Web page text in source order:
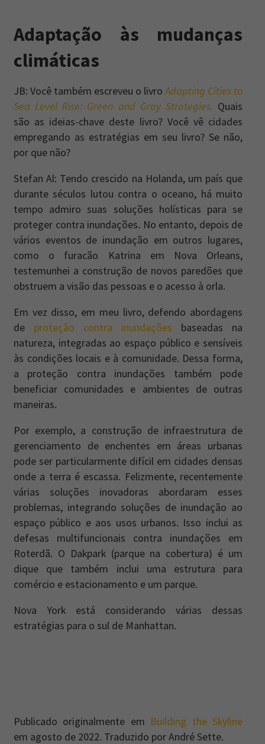
Adaptação às mudanças
climáticas
JB: Você também escreveu o livroAdapting Cities to
Sea Level Rise: Green and Gray Strategies. Quais
são as ideias-chave deste livro? Você vê cidades
empregando as estratégias em seu livro? Se não,
por que não?
Stefan Al: Tendo crescido na Holanda, um país que
durante séculos lutou contra o oceano, há muito
tempo admiro suas soluções holísticas para se
proteger contra inundações. No entanto, depois de
vários eventos de inundação em outros lugares,
como o furacão Katrina em Nova Orleans,
testemunhei a construção de novos paredões que
obstruem a visão das pessoas e o acesso à orla.
Em vez disso, em meu livro, defendo abordagens
de proteção contra inundações baseadas na
natureza, integradas ao espaço público e sensíveis
às condições locais e à comunidade. Dessa forma,
a proteção contra inundações também pode
beneficiar comunidades e ambientes de outras
maneiras.
Por exemplo, a construção de infraestrutura de
gerenciamento de enchentes em áreas urbanas
pode ser particularmente difícil em cidades densas
onde a terra é escassa. Felizmente, recentemente
várias soluções inovadoras abordaram esses
problemas, integrando soluções de inundação ao
espaço público e aos usos urbanos. Isso inclui as
defesas multifuncionais contra inundações em
Roterdã. O Dakpark (parque na cobertura) é um
dique que também inclui uma estrutura para
comércio e estacionamento e um parque.
Nova York está considerando várias dessas
estratégias para o sul de Manhattan.
Publicado originalmente em Building the Skyline
em agosto de 2022. Traduzido por André Sette.